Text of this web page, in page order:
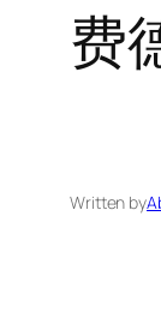
费
Written by